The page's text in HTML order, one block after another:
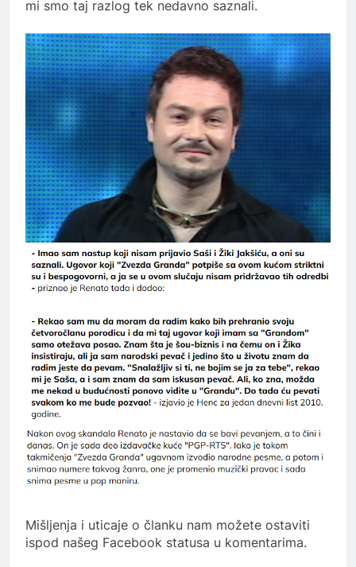
mi smo taj razlog tek nedavno saznali.
Mišljenja i uticaje o članku nam možete ostaviti
ispod našeg Facebook statusa u komentarima.